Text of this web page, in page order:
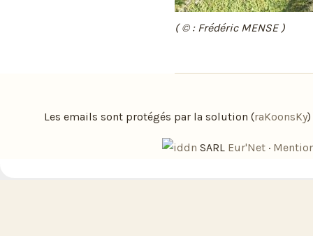
( © : Frédéric MENSE )
Les emails sont protégés par la solution (raKoonsKy)
SARL Eur'Net ·